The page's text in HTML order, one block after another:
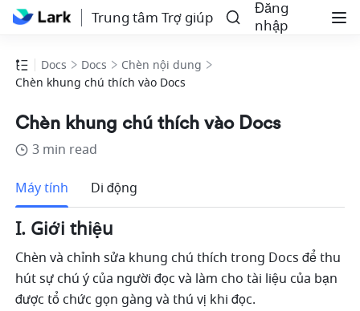
Trung tâm Trợ giúp
Đăng
nhập
Docs Docs
Chèn nội dung
Chèn khung chú thích vào Docs
Chèn khung chú thích vào Docs
3 min read
Máy tính
Di động
I. Giới thiệu
Chèn và chỉnh sửa khung chú thích trong Docs để thu
hút sự chú ý của người đọc và làm cho tài liệu của bạn
được tổ chức gọn gàng và thú vị khi đọc.